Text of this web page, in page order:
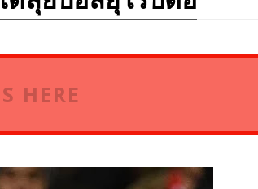
HERE